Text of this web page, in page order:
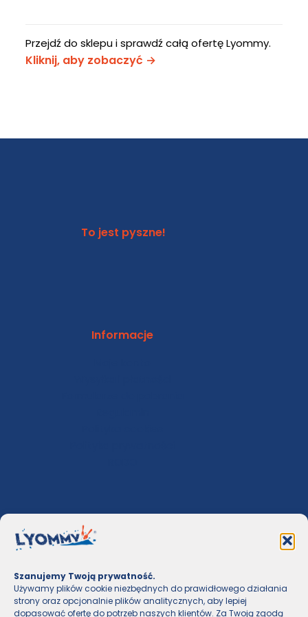
Szanujemy Twoją prywatność.
Używamy plików cookie niezbędnych do prawidłowego działania
strony oraz opcjonalnie plików analitycznych, aby lepiej
dopasować ofertę do potrzeb naszych klientów. Za Twoją zgodą
wariantów.
Opcje
produktu
Opcje
można
Przejdź do sklepu i sprawdź całą ofertę Lyommy.
Kliknij, aby zobaczyć →
To jest pyszne!
Informacje
Dołącz na Instagramie
Kontakt